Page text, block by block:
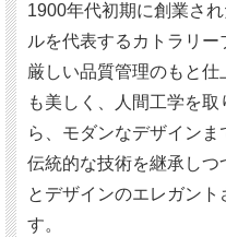
1900年代初期に創業さ
ルを代表するカトラリー
厳しい品質管理のもと
も美しく、人間工学を
ら、モダンなデザインま
伝統的な技術を継承し
とデザインのエレガン
す。